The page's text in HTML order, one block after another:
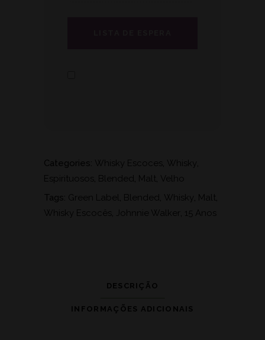
Categories: Whisky Escoces , Whisky ,
Espirituosos , Blended , Malt,
Velho
Tags: Green Label, Blended , Whisky , Malt,
Whisky Escocês , Johnnie Walker , 15 Anos
DESCRIÇÃO
INFORMAÇÕES ADICIONAIS